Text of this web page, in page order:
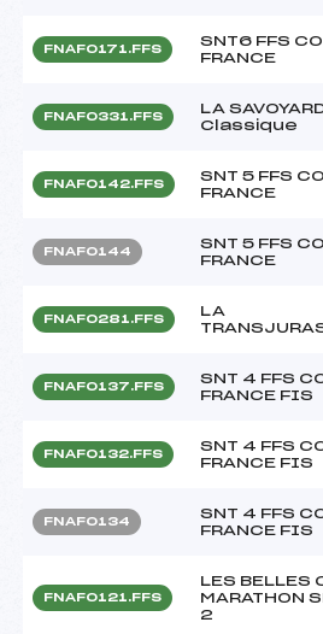
FNAF0171.FFS
SNT6 FFS
FRANCE
FNAF0331.FFS
LA
Classique
FNAF0142.FFS
SNT 5 FFS
FRANCE
FNAF0144
SNT 5 FFS
FRANCE
FNAF0281.FFS
LA
FNAF0137.FFS
SNT 4 FFS
FRANCE FIS
FNAF0132.FFS
SNT 4 FFS
FRANCE FIS
FNAF0134
SNT 4 FFS
FRANCE FIS
FNAF0121.FFS
LES BELLES
MARATHON
2